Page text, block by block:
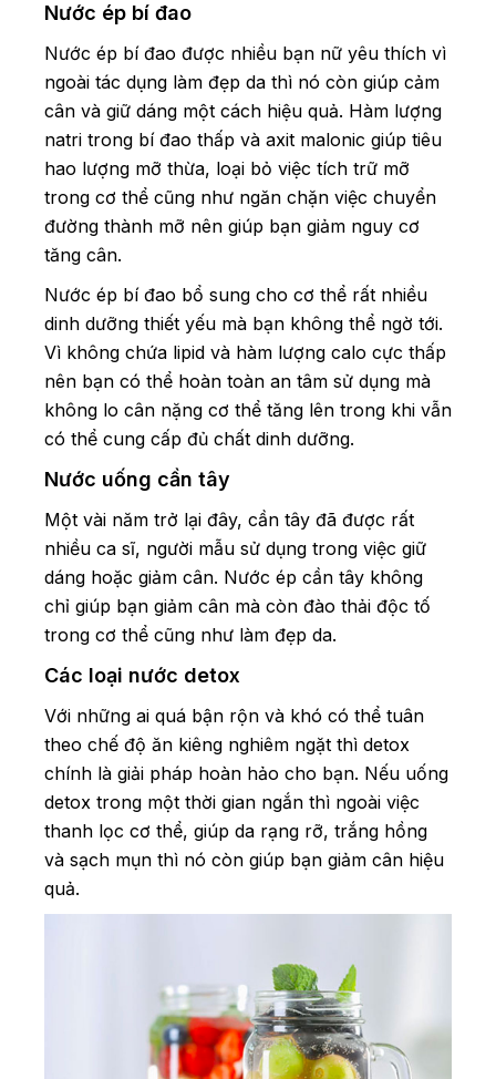
Nước ép bí đao
Nước ép bí đao được nhiều bạn nữ yêu thích vì
ngoài tác dụng làm đẹp da thì nó còn giúp cảm
cân và giữ dáng một cách hiệu quả. Hàm lượng
natri trong bí đao thấp và axit malonic giúp tiêu
hao lượng mỡ thừa, loại bỏ việc tích trữ mỡ
trong cơ thể cũng như ngăn chặn việc chuyển
đường thành mỡ nên giúp bạn giảm nguy cơ
tăng cân.
Nước ép bí đao bổ sung cho cơ thể rất nhiều
dinh dưỡng thiết yếu mà bạn không thể ngờ tới.
Vì không chứa lipid và hàm lượng calo cực thấp
nên bạn có thể hoàn toàn an tâm sử dụng mà
không lo cân nặng cơ thể tăng lên trong khi vẫn
có thể cung cấp đủ chất dinh dưỡng.
Nước uống cần tây
Một vài năm trở lại đây, cần tây đã được rất
nhiều ca sĩ, người mẫu sử dụng trong việc giữ
dáng hoặc giảm cân. Nước ép cần tây không
chỉ giúp bạn giảm cân mà còn đào thải độc tố
trong cơ thể cũng như làm đẹp da.
Các loại nước detox
Với những ai quá bận rộn và khó có thể tuân
theo chế độ ăn kiêng nghiêm ngặt thì detox
chính là giải pháp hoàn hảo cho bạn. Nếu uống
detox trong một thời gian ngắn thì ngoài việc
thanh lọc cơ thể, giúp da rạng rỡ, trắng hồng
và sạch mụn thì nó còn giúp bạn giảm cân hiệu
quả.